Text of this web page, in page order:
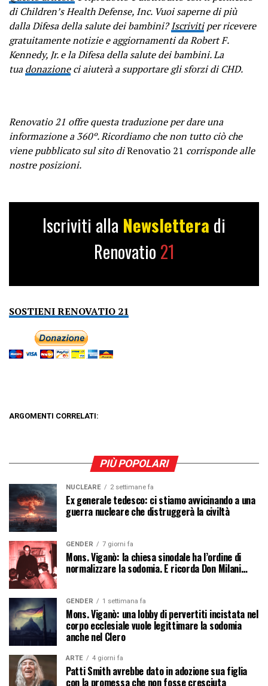
di Children’s Health Defense, Inc. Vuoi saperne di più
dalla Difesa della salute dei bambini?Iscrivitiper ricevere
gratuitamente notizie e aggiornamenti da Robert F.
Kennedy, Jr. e la Difesa della salute dei bambini. La
tuadonazioneci aiuterà a supportare gli sforzi di CHD.
Renovatio 21 offre questa traduzione per dare una
informazione a 360º. Ricordiamo che non tutto ciò che
viene pubblicato sul sito diRenovatio 21 corrisponde alle
nostre posizioni.
Iscriviti alla Newslettera di
Renovatio 21
SOSTIENI RENOVATIO 21
ARGOMENTI CORRELATI:
PIÙ POPOLARI
NUCLEARE 2 settimane fa
Ex generale tedesco: ci stiamo avvicinando a una
guerra nucleare che distruggerà la civiltà
GENDER 7 giorni fa
Mons. Viganò: la chiesa sinodale ha l’ordine di
normalizzare la sodomia. E ricorda Don Milani…
GENDER 1 settimana fa
Mons. Viganò: una lobby di pervertiti incistata nel
corpo ecclesiale vuole legittimare la sodomia
anche nel Clero
ARTE 4 giorni fa
Patti Smith avrebbe dato in adozione sua figlia
con la promessa che non fosse cresciuta